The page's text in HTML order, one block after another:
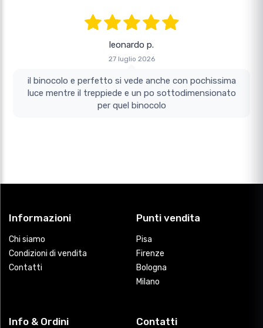
leonardo p.
27 luglio 2026
il binocolo e perfetto si vede anche con pochissima
luce mentre il treppiede e un po sottodimensionato
per quel binocolo
Informazioni
Chi siamo
Condizioni di vendita
Contatti
Punti vendita
Pisa
Firenze
Bologna
Milano
Info & Ordini Contatti